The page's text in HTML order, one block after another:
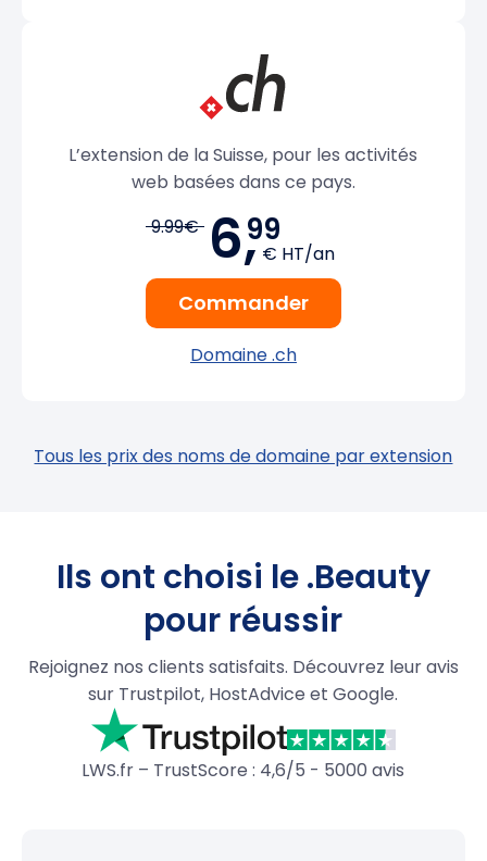
L’extension de la Suisse, pour les activités
web basées dans ce pays.
9.99€ 6,99
€ HT/an
Commander
Domaine .ch
Tous les prix des noms de domaine par extension
Ils ont choisi le .Beauty
pour réussir
Rejoignez nos clients satisfaits. Découvrez leur avis
sur Trustpilot, HostAdvice et Google.
LWS.fr – TrustScore : 4,6/5 - 5000 avis